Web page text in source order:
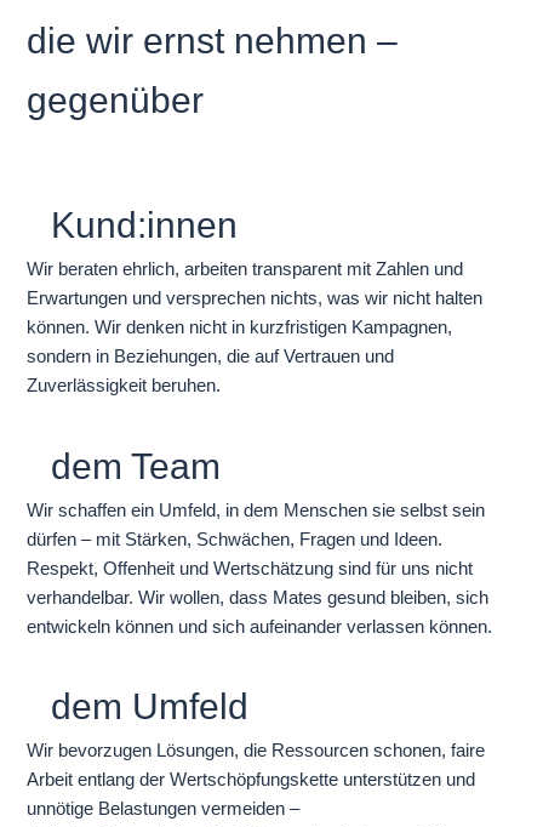
die wir ernst nehmen –
gegenüber
Kund:innen
Wir beraten ehrlich, arbeiten transparent mit Zahlen und
Erwartungen und versprechen nichts, was wir nicht halten
können. Wir denken nicht in kurzfristigen Kampagnen,
sondern in Beziehungen, die auf Vertrauen und
Zuverlässigkeit beruhen.
dem Team
Wir schaffen ein Umfeld, in dem Menschen sie selbst sein
dürfen – mit Stärken, Schwächen, Fragen und Ideen.
Respekt, Offenheit und Wertschätzung sind für uns nicht
verhandelbar. Wir wollen, dass Mates gesund bleiben, sich
entwickeln können und sich aufeinander verlassen können.
dem Umfeld
Wir bevorzugen Lösungen, die Ressourcen schonen, faire
Arbeit entlang der Wertschöpfungskette unterstützen und
unnötige Belastungen vermeiden –